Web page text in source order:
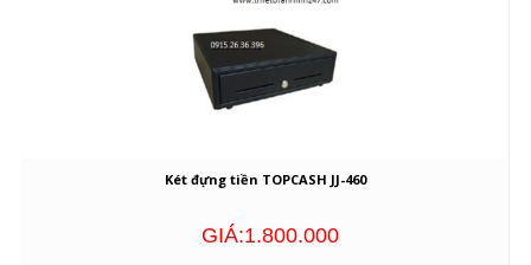
Két đựng tiền TOPCASH JJ-460
GIÁ:1.800.000